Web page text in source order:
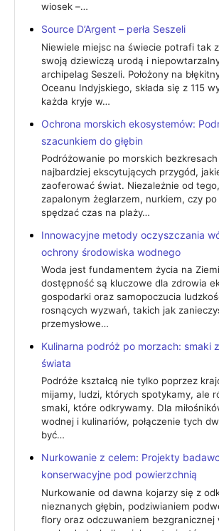
wiosek –…
Source D’Argent – perła Seszeli
Niewiele miejsc na świecie potrafi tak
swoją dziewiczą urodą i
archipelag Seszeli. Położony na
Oceanu Indyjskiego, składa się z 115
każda kryje w…
Ochrona morskich ekosystemów:
szacunkiem do głębin
Podróżowanie po morskich
najbardziej ekscytujących przygód,
zaoferować świat. Niezależnie od
zapalonym żeglarzem, nurkiem, czy
spędzać czas na plaży…
Innowacyjne metody oczyszczania
ochrony środowiska wodnego
Woda jest fundamentem życia na
dostępność są kluczowe dla zdrowia
gospodarki oraz samopoczucia
rosnących wyzwań, takich jak
przemysłowe…
Kulinarna podróż po morzach: smaki
świata
Podróże kształcą nie tylko poprzez
mijamy, ludzi, których spotykamy, ale
smaki, które odkrywamy. Dla
wodnej i kulinariów, połączenie tych
być…
Nurkowanie z celem: Projekty
konserwacyjne pod powierzchnią
Nurkowanie od dawna kojarzy się z
nieznanych głębin, podziwianiem
flory oraz odczuwaniem bezgranicznej